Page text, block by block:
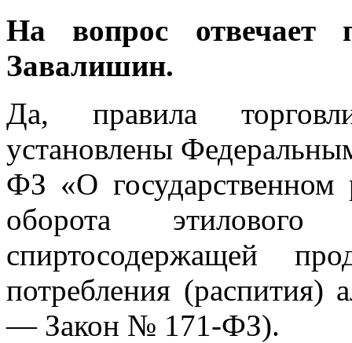
На вопрос отвечает
Завалишин.
Да, правила
установлены
ФЗ «О государственном
оборота
спиртосодержащей
потребления (распития)
— Закон № 171-ФЗ).